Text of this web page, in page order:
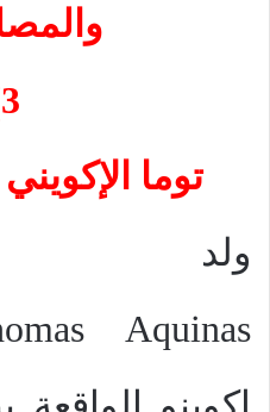
3)
توما الإكويني (1224-
ولد
Aquinas